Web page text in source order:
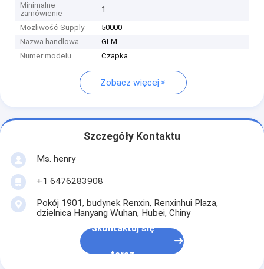
Minimalne
zamówienie
1
Możliwość Supply
50000
Nazwa handlowa
GLM
Numer modelu
Czapka
Zobacz więcej
Szczegóły Kontaktu
Ms. henry
+1 6476283908
Pokój 1901, budynek Renxin, Renxinhui Plaza,
dzielnica Hanyang Wuhan, Hubei, Chiny
Skontaktuj się
teraz